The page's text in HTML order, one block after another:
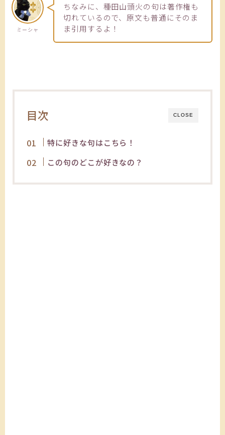
ミーシャ
ちなみに、種田山頭火の句は著作権も
切れているので、原文も普通にそのま
ま引用するよ！
CLOSE
目次
特に好きな句はこちら！
この句のどこが好きなの？